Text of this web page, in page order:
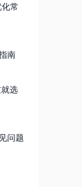
常
南
选
问题